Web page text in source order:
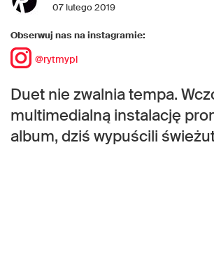
07 lutego 2019
Obserwuj nas na instagramie:
@rytmypl
Duet nie zwalnia tempa.
multimedialną instalację
album, dziś wypuścili